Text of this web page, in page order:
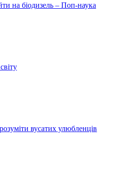
на біодизель – Поп-наука
вусатих улюбленців